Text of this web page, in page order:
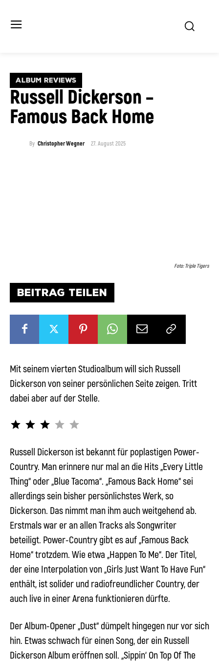
ALBUM REVIEWS
Russell Dickerson –
Famous Back Home
By Christopher Wegner 27. August 2025
Foto: Triple Tigers
BEITRAG TEILEN
Mit seinem vierten Studioalbum will sich Russell
Dickerson von seiner persönlichen Seite zeigen. Tritt
dabei aber auf der Stelle.
⭐
⭐
⭐
Russell Dickerson ist bekannt für poplastigen Power-
Country. Man erinnere nur mal an die Hits „Every Little
Thing“ oder „Blue Tacoma“. „Famous Back Home“ sei
allerdings sein bisher persönlichstes Werk, so
Dickerson. Das nimmt man ihm auch weitgehend ab.
Erstmals war er an allen Tracks als Songwriter
beteiligt. Power-Country gibt es auf „Famous Back
Home“ trotzdem. Wie etwa „Happen To Me“. Der Titel,
der eine Interpolation von „Girls Just Want To Have Fun“
enthält, ist solider und radiofreundlicher Country, der
auch live in einer Arena funktionieren dürfte.
Der Album-Opener „Dust“ dümpelt hingegen nur vor sich
hin. Etwas schwach für einen Song, der ein Russell
Dickerson Album eröffnen soll. „Sippin‘ On Top Of The